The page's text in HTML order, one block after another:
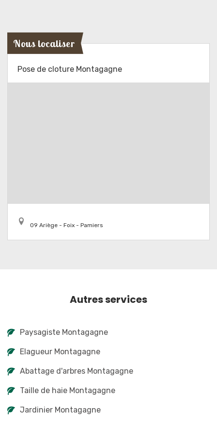
Nous localiser
Pose de cloture Montagagne
09 Ariège - Foix - Pamiers
Autres services
Paysagiste Montagagne
Elagueur Montagagne
Abattage d'arbres Montagagne
Taille de haie Montagagne
Jardinier Montagagne